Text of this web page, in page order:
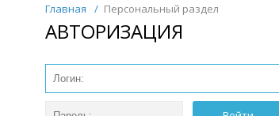
Главная / Персональный раздел
АВТОРИЗАЦИЯ